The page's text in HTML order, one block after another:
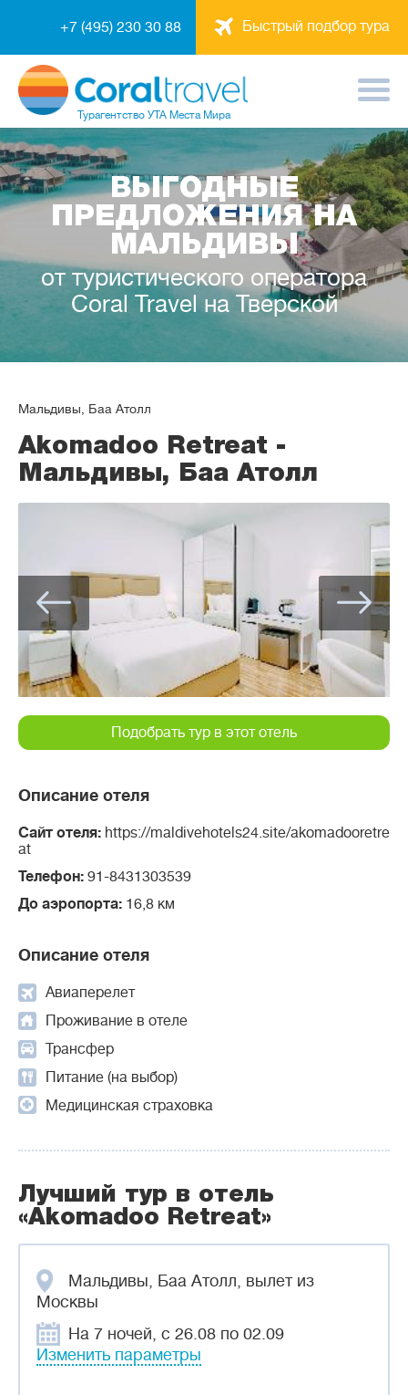
Быстрый подбор тура
+7 (495) 230 30 88
Турагентство УТА Места Мира
ВЫГОДНЫЕ
ПРЕДЛОЖЕНИЯ НА
МАЛЬДИВЫ
от туристического оператора
Coral Travel на Тверской
Мальдивы, Баа Атолл
Akomadoo Retreat -
Мальдивы, Баа Атолл
Описание отеля
Сайт отеля: https://maldivehotels24.site/akomadooretre
at
Телефон: 91-8431303539
До аэропорта: 16,8 км
Описание отеля
Авиаперелет
Проживание в отеле
Трансфер
Питание (на выбор)
Медицинская страховка
Подобрать тур в этот отель
Лучший тур в отель
«Akomadoo Retreat»
Мальдивы, Баа Атолл, вылет из
Москвы
На 7 ночей, с 26.08 по 02.09
Изменить параметры